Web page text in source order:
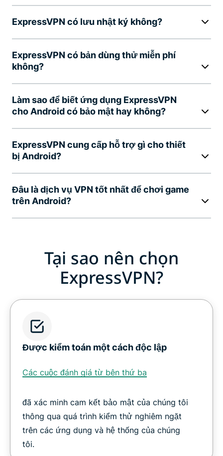
ExpressVPN có lưu nhật ký không?
ExpressVPN có bản dùng thử miễn phí
không?
Làm sao để biết ứng dụng ExpressVPN
cho Android có bảo mật hay không?
ExpressVPN cung cấp hỗ trợ gì cho thiết
bị Android?
Đâu là dịch vụ VPN tốt nhất để chơi game
trên Android?
Tại sao nên chọn
ExpressVPN?
Được kiểm toán một cách độc lập
Các cuộc đánh giá từ bên thứ ba
đã xác minh cam kết bảo mật của chúng tôi
thông qua quá trình kiểm thử nghiêm ngặt
trên các ứng dụng và hệ thống của chúng
tôi.